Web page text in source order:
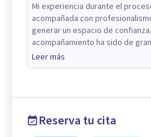
Mi experiencia durante el
acompañada con
generar un espacio de
acompañamiento ha sido de
Leer más
Reserva tu cita